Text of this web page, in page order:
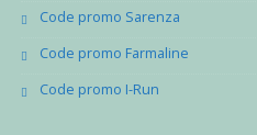
Code promo Sarenza
Code promo Farmaline
Code promo I-Run